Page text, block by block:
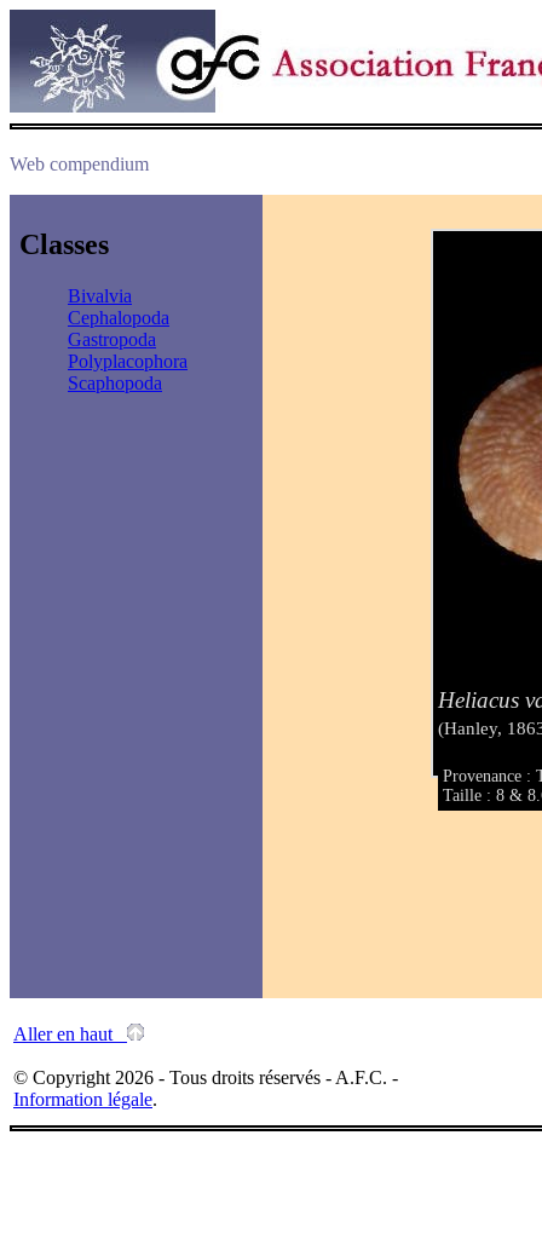
Web compendium
Classes
Bivalvia
Cephalopoda
Gastropoda
Polyplacophora
Scaphopoda
Heliacus
(Hanley,
Provenance :
Taille : 8 &
Aller en haut
© Copyright 2026 - Tous droits réservés - A.F.C. -
Information légale.